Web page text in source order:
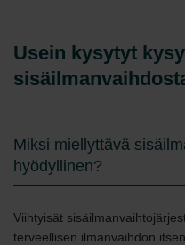
Usein kysytyt
Miksi miellyttävä
hyödyllinen?
Viihtyisät
terveellisen ilmanvaihdon